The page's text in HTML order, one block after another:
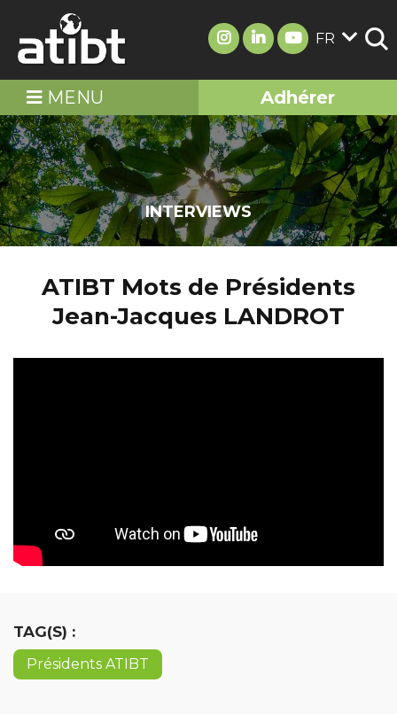
FR
MENU Adhérer
INTERVIEWS
ATIBT Mots de Présidents
Jean-Jacques LANDROT
TAG(S) :
Présidents ATIBT